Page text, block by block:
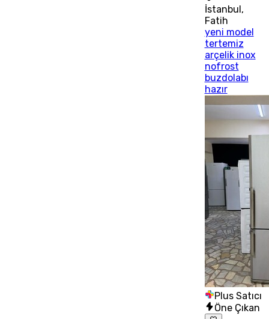
İstanbul,
Fatih
yeni model
tertemiz
arçelik inox
nofrost
buzdolabı
hazır
Plus Satıcı
Öne Çıkan